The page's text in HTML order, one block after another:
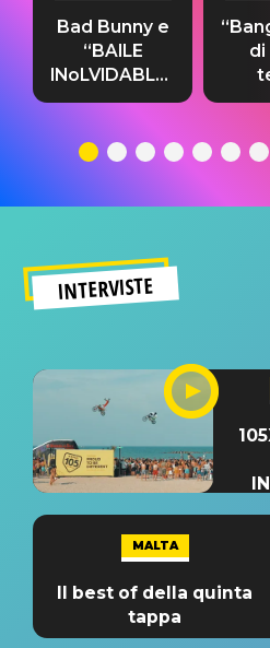
Bad Bunny e
“BAILE
INoLVIDABLE”:
testo,
significato
di
del
INTERVISTE
MALTA
Il best of della quinta
tappa